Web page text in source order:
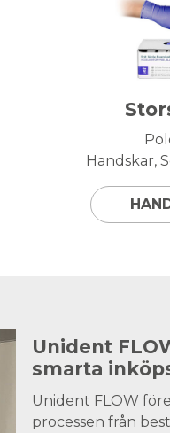
Handskar,
Unident
smarta
Unident FLOW
processen från